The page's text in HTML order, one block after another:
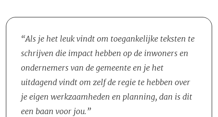
wordt ondersteund door drie collega's van team Online, die
helpen op het gebied van websitebeheer en social media.
Aangezien dit een nieuwe functie binnen het team betreft, krijg je
de gelegenheid om de rol binnen de gestelde kaders naar eigen
Als je het leuk vindt om toegankelijke teksten te
schrijven die impact hebben op de inwoners en
ondernemers van de gemeente en je het
uitdagend vindt om zelf de regie te hebben over
je eigen werkzaamheden en planning, dan is dit
een baan voor jou.